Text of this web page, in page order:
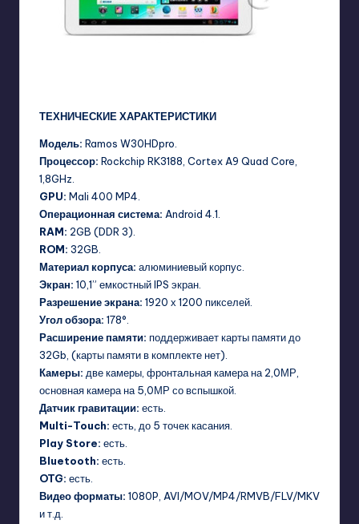
ТЕХНИЧЕСКИЕ ХАРАКТЕРИСТИКИ
Модель: Ramos W30HDpro.
Процессор: Rockchip RK3188, Cortex A9 Quad Core,
1,8GHz.
GPU: Mali 400 MP4.
Операционная система: Android 4.1.
RAM: 2GB (DDR 3).
ROM: 32GB.
Материал корпуса: алюминиевый корпус.
Экран: 10,1” емкостный IPS экран.
Разрешение экрана: 1920 х 1200 пикселей.
Угол обзора: 178°.
Расширение памяти: поддерживает карты памяти до
32Gb, (карты памяти в комплекте нет).
Камеры: две камеры, фронтальная камера на 2,0МР,
основная камера на 5,0МР со вспышкой.
Датчик гравитации: есть.
Multi-Touch: есть, до 5 точек касания.
Play Store: есть.
Bluetooth: есть.
OTG: есть.
Видео форматы: 1080P, AVI/MOV/MP4/RMVB/FLV/MKV
и т.д.